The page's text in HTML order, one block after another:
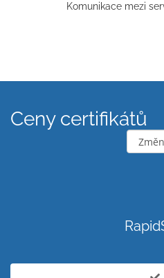
Komunikace mezi
Ceny certifikátů